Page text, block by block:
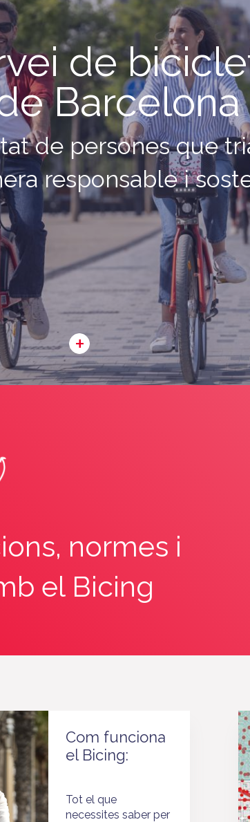
de
Barcelona
de persones que
responsable i
+
normes i
el Bicing
Com funciona
el Bicing:
Tot el que
necessites saber per